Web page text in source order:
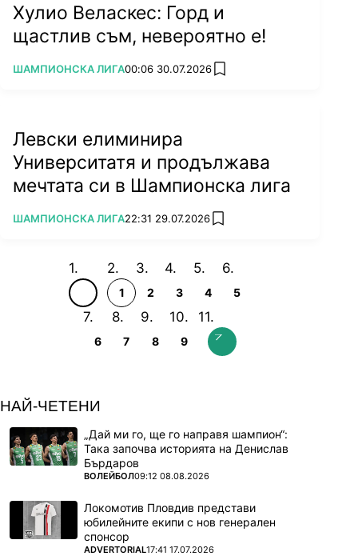
Хулио Веласкес: Горд и
щастлив съм, невероятно е!
ПОВЕЧЕ ОТ
ШАМПИОНСКА ЛИГА00:06 30.07.2026 add favorites
Левски елиминира
Университатя и продължава
мечтата си в Шампионска лига
ПОВЕЧЕ ОТ
ШАМПИОНСКА ЛИГА22:31 29.07.2026 add favorites
1 2 3 4 5
6 7 8 9
НАЙ-ЧЕТЕНИ
„Дай ми го, ще го направя шампион“:
Така започва историята на Денислав
Бърдаров
ПОВЕЧЕ ОТ
ВОЛЕЙБОЛ09:12 08.08.2026
Локомотив Пловдив представи
юбилейните екипи с нов генерален
спонсор
ПОВЕЧЕ ОТ
ADVERTORIAL17:41 17.07.2026